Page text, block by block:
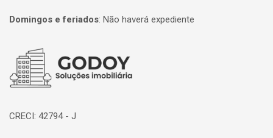
Domingos e feriados: Não haverá expediente
Página inicial
CRECI: 42794 - J